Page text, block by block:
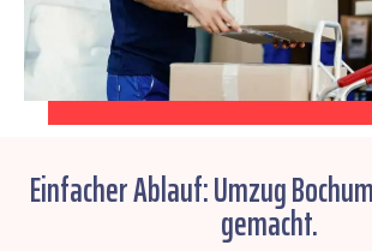
Einfacher Ablauf: Umzug
gemacht.